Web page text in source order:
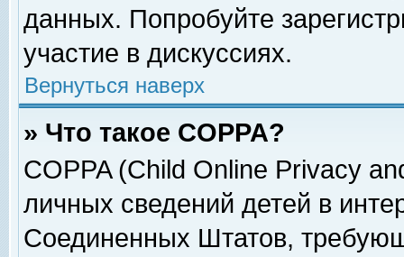
данных. Попробуйте
участие в дискуссиях.
Вернуться наверх
» Что такое COPPA?
COPPA (Child Online Privacy
личных сведений детей в
Соединенных Штатов,